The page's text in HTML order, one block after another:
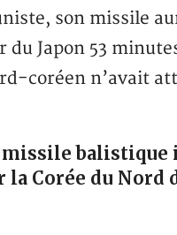
son missile
Japon 53
coréen n’avait
missile
Corée du Nord